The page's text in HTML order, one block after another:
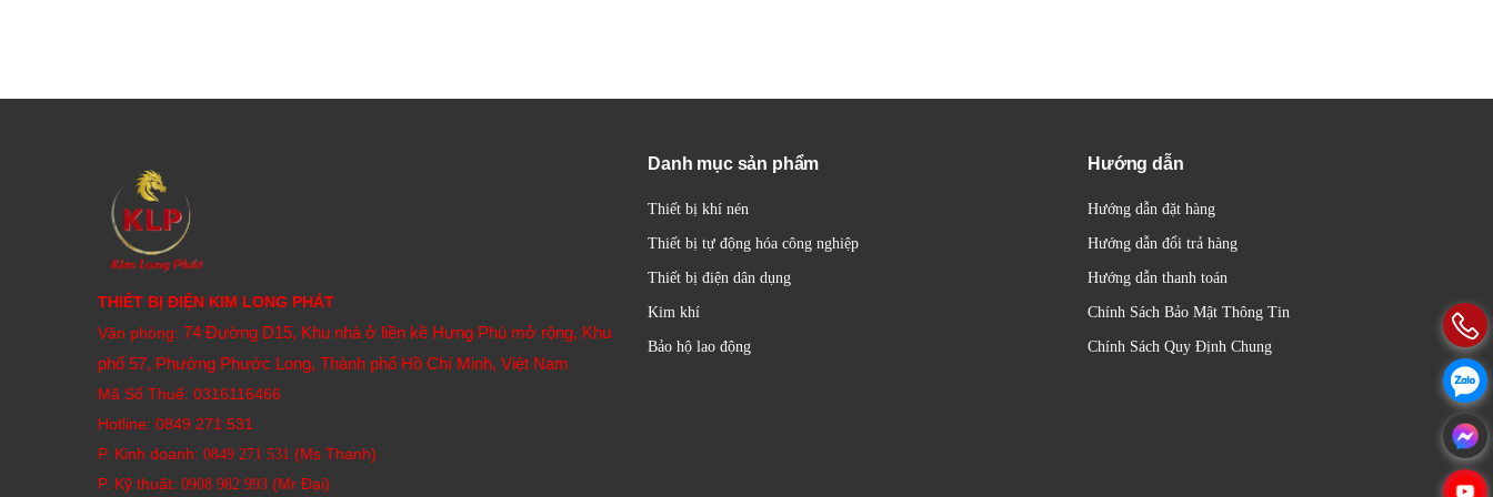
THIẾT BỊ ĐIỆN KIM LONG PHÁT
Văn phòng: 74 Đường D15, Khu nhà ở liền kề Hưng Phú mở rộng, Khu
phố 57, Phường Phước Long, Thành phố Hồ Chí Minh, Việt Nam
Mã Số Thuế: 0316116466
Hotline: 0849 271 531
P. Kinh doanh: 0849 271 531 (Ms Thanh)
P. Kỹ thuật: 0908 982 993​ (Mr Đại)
Danh mục sản phẩm
Thiết bị khí nén
Thiết bị tự động hóa công nghiệp
Thiết bị điện dân dụng
Kim khí
Bảo hộ lao động
Hướng dẫn
Hướng dẫn đặt hàng
Hướng dẫn đổi trả hàng
Hướng dẫn thanh toán
Chính Sách Bảo Mật Thông Tin
Chính Sách Quy Định Chung